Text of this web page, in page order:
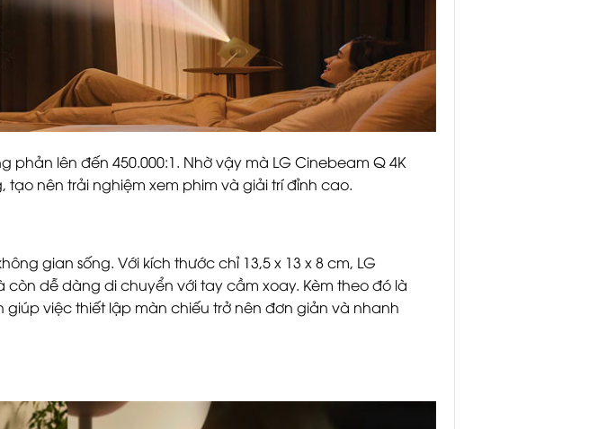
lên đến 450.000:1. Nhờ vậy mà LG Cinebeam Q 4K
tạo nên trải nghiệm xem phim và giải trí đỉnh cao.
gian sống. Với kích thước chỉ 13,5 x 13 x 8 cm, LG
còn dễ dàng di chuyển với tay cầm xoay. Kèm theo đó là
việc thiết lập màn chiếu trở nên đơn giản và nhanh